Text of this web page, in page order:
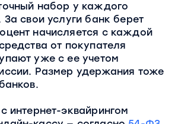
набор у каждого
За свои услуги банк берет
начисляется с каждой
от покупателя
уже с ее учетом
Размер удержания тоже
интернет-эквайрингом